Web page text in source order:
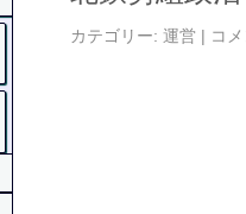
カテゴリー: 運営 | コ